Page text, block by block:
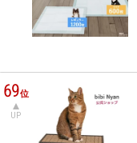
69位
UP